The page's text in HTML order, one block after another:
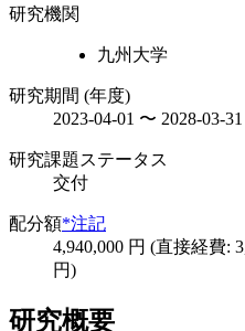
研究機関
九州大学
研究期間 (年度)
2023-04-01 〜 2028-03-31
研究課題ステータス
交付
配分額*注記
4,940,000 円 (直接経費:
円)
研究概要